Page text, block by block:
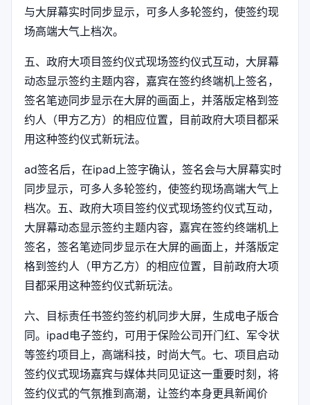
与大屏幕实时同步显示，可多人多轮签约，使签约现
场高端大气上档次。
五、政府大项目签约仪式现场签约仪式互动，大屏幕
动态显示签约主题内容，嘉宾在签约终端机上签名，
签名笔迹同步显示在大屏的画面上，并落版定格到签
约人（甲方乙方）的相应位置，目前政府大项目都采
用这种签约仪式新玩法。
ad签名后，在ipad上签字确认，签名会与大屏幕实时
同步显示，可多人多轮签约，使签约现场高端大气上
档次。五、政府大项目签约仪式现场签约仪式互动，
大屏幕动态显示签约主题内容，嘉宾在签约终端机上
签名，签名笔迹同步显示在大屏的画面上，并落版定
格到签约人（甲方乙方）的相应位置，目前政府大项
目都采用这种签约仪式新玩法。
六、目标责任书签约签约机同步大屏，生成电子版合
同。ipad电子签约，可用于保险公司开门红、军令状
等签约项目上，高端科技，时尚大气。七、项目启动
签约仪式现场嘉宾与媒体共同见证这一重要时刻，将
签约仪式的气氛推到高潮，让签约本身更具新闻价